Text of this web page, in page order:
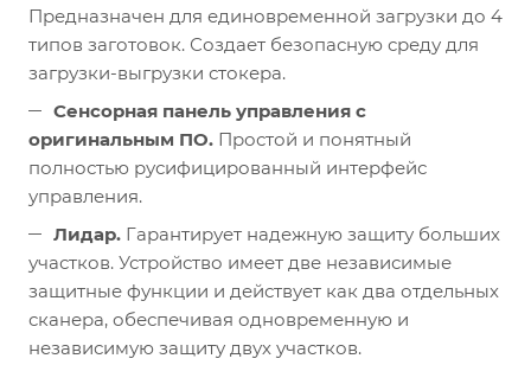
Предназначен для единовременной загрузки до 4
типов заготовок. Создает безопасную среду для
загрузки-выгрузки стокера.
Сенсорная панель управления с
оригинальным ПО. Простой и понятный
полностью русифицированный интерфейс
управления.
Лидар. Гарантирует надежную защиту больших
участков. Устройство имеет две независимые
защитные функции и действует как два отдельных
сканера, обеспечивая одновременную и
независимую защиту двух участков.